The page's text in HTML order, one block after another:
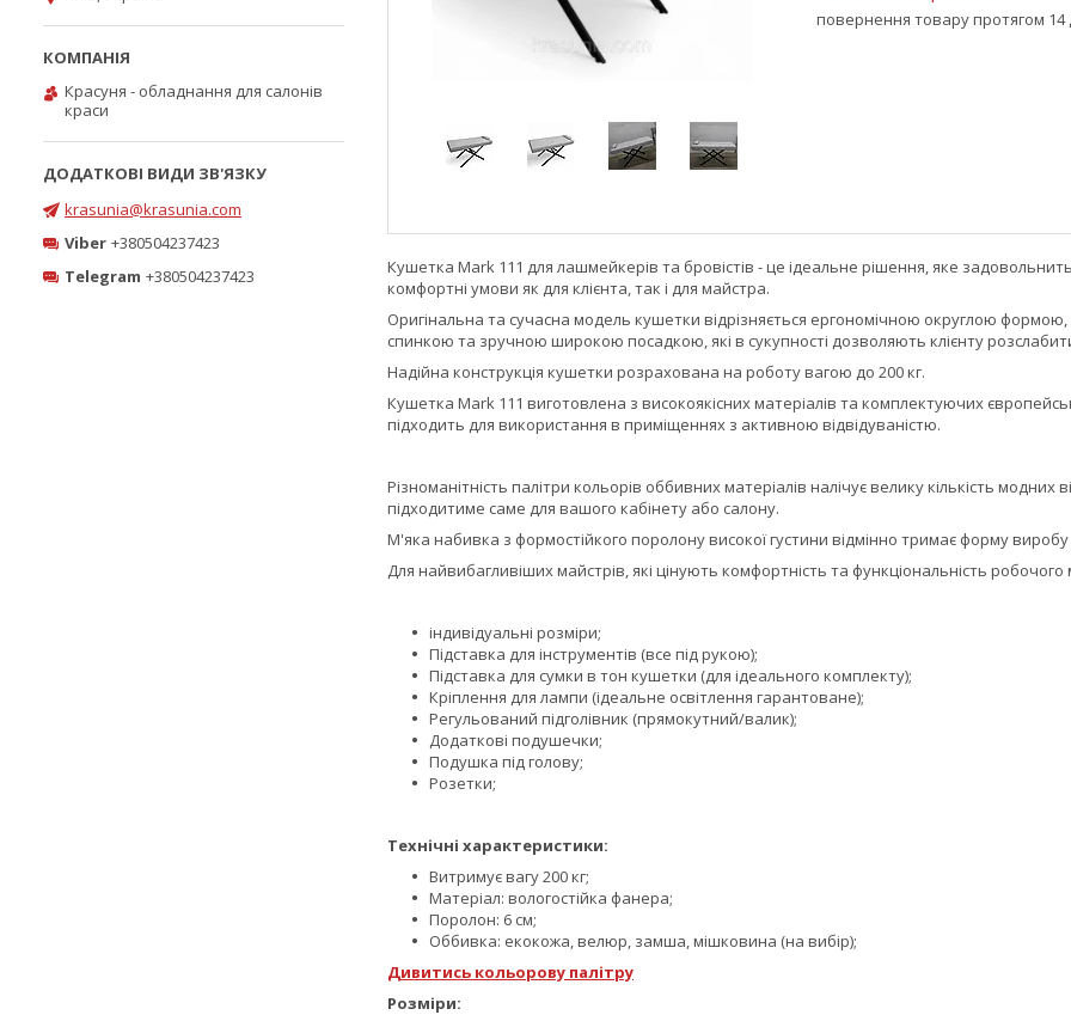
повернення товару протягом 14
Кушетка Mark 111 для лашмейкерів та бровістів - це ідеальне рішення, яке
комфортні умови як для клієнта, так і для майстра.
Оригінальна та сучасна модель кушетки відрізняється ергономічною округлою
спинкою та зручною широкою посадкою, які в сукупності дозволяють клієнту
Надійна конструкція кушетки розрахована на роботу вагою до 200 кг.
Кушетка Mark 111 виготовлена з високоякісних матеріалів та комплектуючих
підходить для використання в приміщеннях з активною відвідуваністю.
Різноманітність палітри кольорів оббивних матеріалів налічує велику кількість
підходитиме саме для вашого кабінету або салону.
М'яка набивка з формостійкого поролону високої густини відмінно тримає форму виробу
Для найвибагливіших майстрів, які цінують комфортність та функціональність робочого
індивідуальні розміри;
Підставка для інструментів (все під рукою);
Підставка для сумки в тон кушетки (для ідеального комплекту);
Кріплення для лампи (ідеальне освітлення гарантоване);
Регульований підголівник (прямокутний/валик);
Додаткові подушечки;
Подушка під голову;
Розетки;
Технічні характеристики:
Витримує вагу 200 кг;
Матеріал: вологостійка фанера;
Поролон: 6 см;
Оббивка: екокожа, велюр, замша, мішковина (на вибір);
Дивитись кольорову палітру
Розміри:
Красуня - обладнання для салонів
краси
krasunia@krasunia.com
Viber +380504237423
Telegram +380504237423